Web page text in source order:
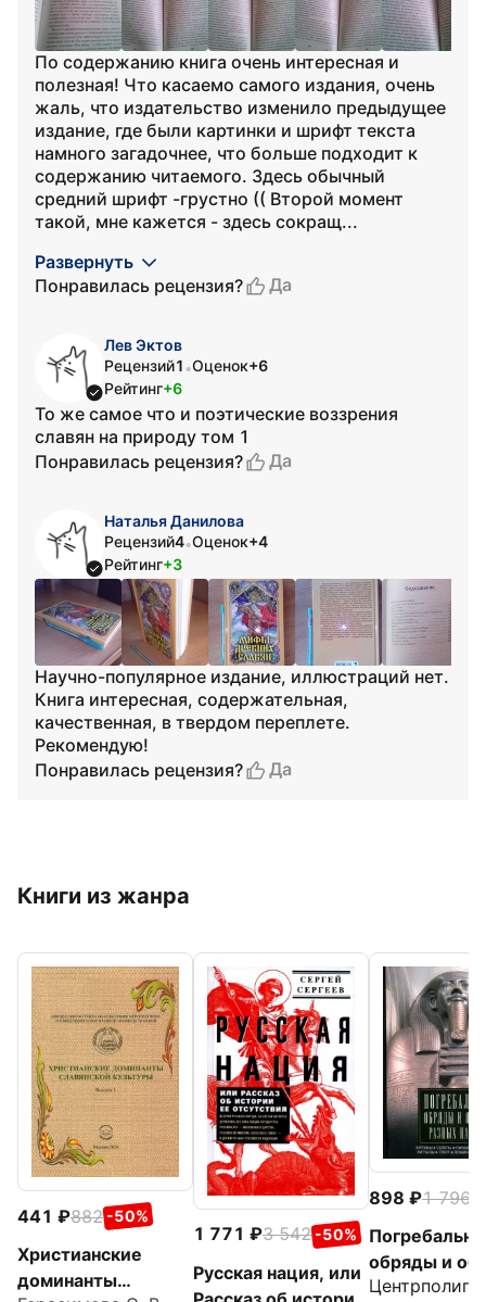
По содержанию книга очень интересная и
полезная! Что касаемо самого издания, очень
жаль, что издательство изменило предыдущее
издание, где были картинки и шрифт текста
намного загадочнее, что больше подходит к
содержанию читаемого. Здесь обычный
средний шрифт -грустно (( Второй момент
такой, мне кажется - здесь сокращ...
Развернуть
Понравилась рецензия?
Да
Лев Эктов
Рецензий1 •Оценок+6
Рейтинг+6
То же самое что и поэтические воззрения
славян на природу том 1
Понравилась рецензия?
Да
Наталья Данилова
Рецензий4•Оценок+4
Рейтинг+3
Научно-популярное издание, иллюстраций нет.
Книга интересная, содержательная,
качественная, в твердом переплете.
Рекомендую!
Понравилась рецензия?
Да
Книги из жанра
441 882 -50%
Христианские
доминанты
1 771 3 542 -50%
Русская нация, или
898 1 796
обряды и
разных